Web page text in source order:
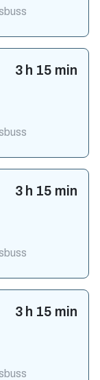
3h 15 min
3h 15 min
3h 15 min